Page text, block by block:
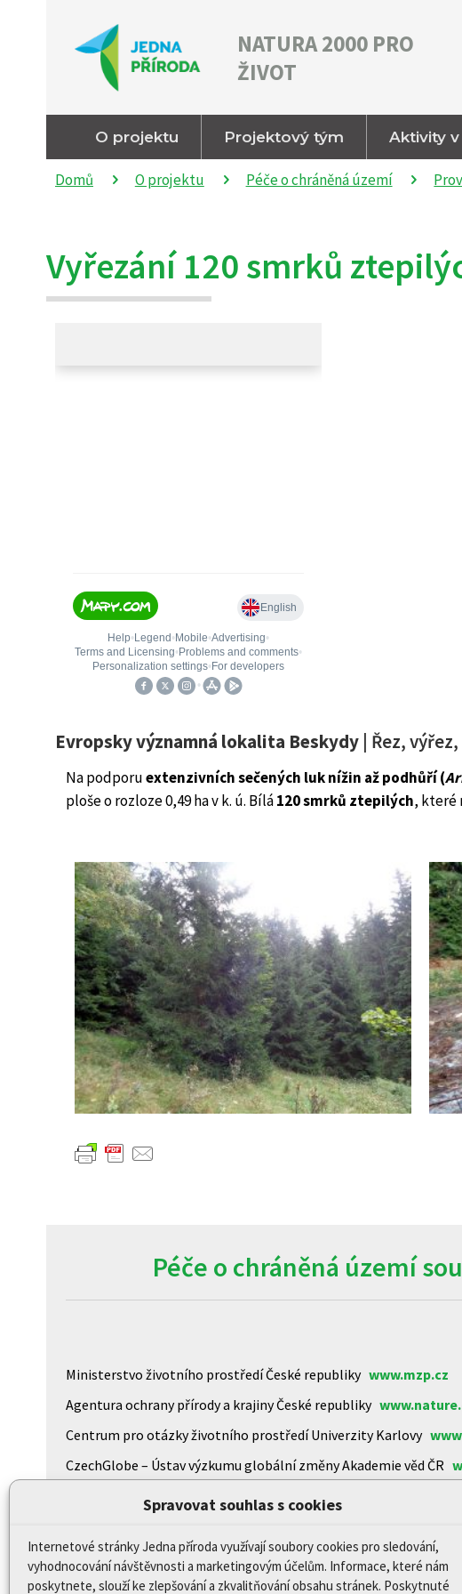
Spravovat souhlas s cookies
Internetové stránky Jedna příroda využívají soubory cookies pro sledování,
vyhodnocování návštěvnosti a marketingovým účelům. Informace, které nám
poskytnete, slouží ke zlepšování a zkvalitňování obsahu stránek. Poskytnuté
NATURA 2000 PRO
ŽIVOT
O projektu Projektový tým Aktivity v
Domů O projektu Péče o chráněná území
Vyřezání 120 smrků
Evropsky významná lokalita Beskydy | Řez,
Na podporuextenzivních sečených luk nížin až podhůří (
ploše o rozloze 0,49 ha v k. ú. Bílá120 smrků ztepilých, které
Péče o chráněná území
Ministerstvo životního prostředí České republiky www.mzp.cz
Agentura ochrany přírody a krajiny České republiky
Centrum pro otázky životního prostředí Univerzity Karlovy
CzechGlobe – Ústav výzkumu globální změny Akademie věd ČR
Biologické centrum AV ČR, v.v.i www.upb.cas.cz/
Prohlášení o přístupnosti
Mapa stránek
Zásady
Prohlášení
osobních